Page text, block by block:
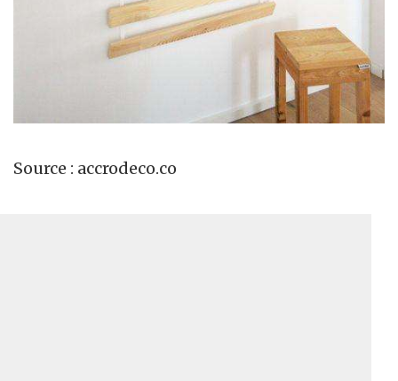
Source : accrodeco.co